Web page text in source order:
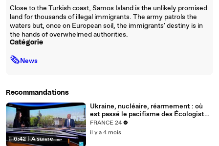
Close to the Turkish coast, Samos Island is the unlikely promised
land for thousands of illegal immigrants. The army patrols the
waters but, once on European soil, the immigrants' destiny is in
the hands of overwhelmed authorities.
Catégorie
🗞News
Recommandations
6:42 | À suivre
Ukraine, nucléaire, réarmement : où
est passé le pacifisme des Écologistes
?
FRANCE 24
il y a 4 mois